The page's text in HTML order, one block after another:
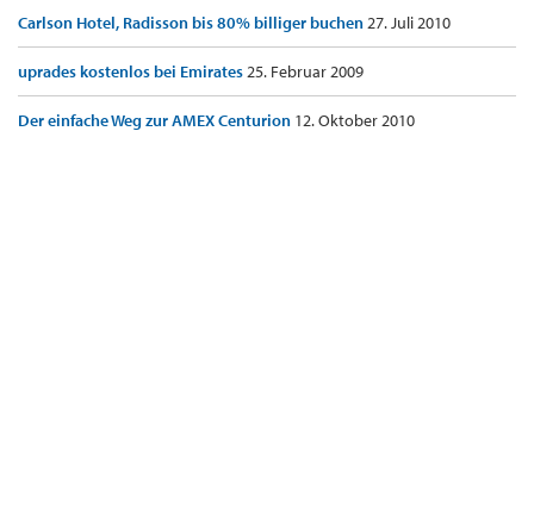
Carlson Hotel, Radisson bis 80% billiger buchen27. Juli 2010
uprades kostenlos bei Emirates25. Februar 2009
Der einfache Weg zur AMEX Centurion 12. Oktober 2010